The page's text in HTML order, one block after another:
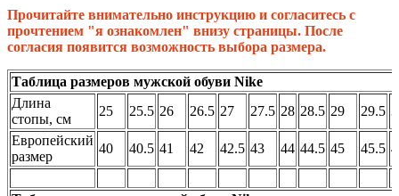
Прочитайте внимательно инструкцию и согласитесь с
прочтением "я ознакомлен" внизу страницы. После
согласия появится возможность выбора размера.
Таблица размеров мужской обуви Nike
Длина
стопы, см
25 25.5 26 26.5 27 27.5 28 28.5 29 29.5
Европейский
размер
40 40.5 41 42 42.5 43 44 44.5 45 45.5